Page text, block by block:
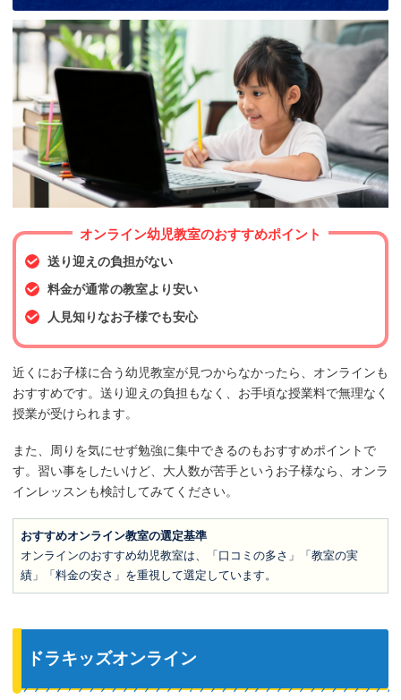
オンライン幼児教室のおすすめポイント
送り迎えの負担がない
料金が通常の教室より安い
人見知りなお子様でも安心
近くにお子様に合う幼児教室が見つからなかったら、オンラインも
おすすめです。送り迎えの負担もなく、お手頃な授業料で無理なく
授業が受けられます。
また、周りを気にせず勉強に集中できるのもおすすめポイントで
す。習い事をしたいけど、大人数が苦手というお子様なら、オンラ
インレッスンも検討してみてください。
おすすめオンライン教室の選定基準
オンラインのおすすめ幼児教室は、「口コミの多さ」「教室の実
績」「料金の安さ」を重視して選定しています。
ドラキッズオンライン